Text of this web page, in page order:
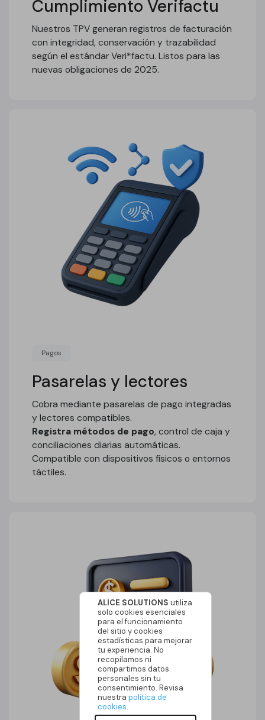
Cumplimiento Verifactu
Nuestros TPV generan registros de facturación
con integridad, conservación y trazabilidad
según el estándar Veri*factu. Listos para las
nuevas obligaciones de 2025.
Pagos
Pasarelas y lectores
Cobra mediante pasarelas de pago integradas
y lectores compatibles.
Registra métodos de pago, control de caja y
conciliaciones diarias automáticas.
Compatible con dispositivos físicos o entornos
táctiles.
ALICE SOLUTIONSutiliza
solo cookies esenciales
para el funcionamiento
del sitio y cookies
estadísticas para mejorar
tu experiencia. No
recopilamos ni
compartimos datos
personales sin tu
consentimiento. Revisa
nuestrapolítica de
cookies.